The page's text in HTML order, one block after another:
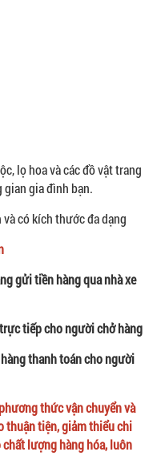
lọ hoa và các đồ vật trang
gia đình bạn.
có kích thước đa dạng
gửi tiền hàng qua nhà xe
tiếp cho người chở hàng
thanh toán cho người
thức vận chuyển và
thuận tiện, giảm thiểu chi
lượng hàng hóa, luôn